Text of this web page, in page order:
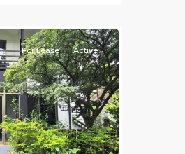
Next
For Lease Active